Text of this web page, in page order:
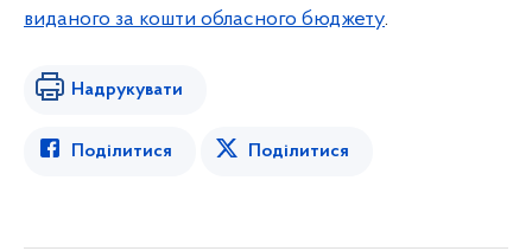
виданого за кошти обласного бюджету.
Надрукувати
Поділитися Поділитися